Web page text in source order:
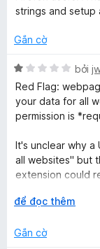
w
i
t
c
h
e
r
n
5
r
o
g
s
ố
strings and setup
Gắn cờ
X
ế
p
h
n
g
1
r
n
bởi
Red Flag:
your data for all
permission is
It's unclear why a
all websites" but
extension could
usernames and
isn't any of those,
M
r
để đọc thêm
Gắn cờ